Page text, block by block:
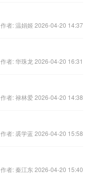
作者: 温娟姬 2026-04-20 14:37
作者: 华珠龙 2026-04-20 16:31
作者: 禄林爱 2026-04-20 14:38
作者: 裘学蓝 2026-04-20 15:58
作者: 秦江东 2026-04-20 15:40